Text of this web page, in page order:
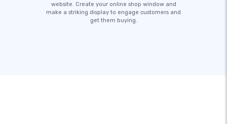
website. Create your online shop window and
make a striking display to engage customers and
get them buying.